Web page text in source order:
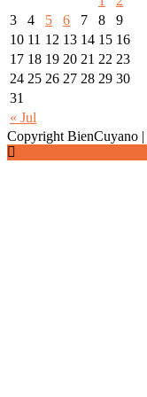
« Jul
3
4 5 6 7 8
9
10 11 12 13 14 15 16
17 18 19 20 21 22 23
24 25 26 27 28 29 30
31
Copyright BienCuyano |